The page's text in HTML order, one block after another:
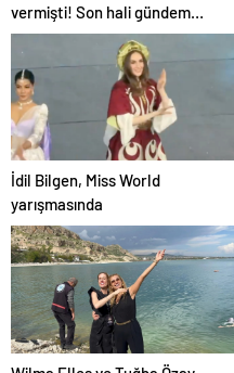
vermişti! Son hali gündem
oldu
İdil Bilgen, Miss World
yarışmasında